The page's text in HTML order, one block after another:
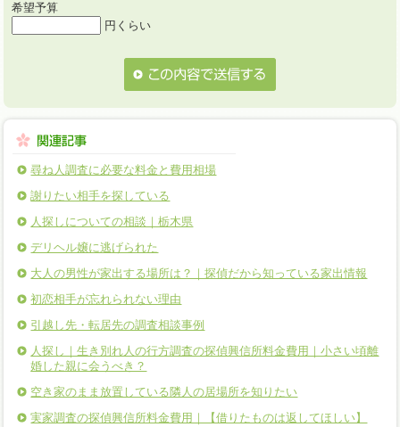
希望予算
円くらい
尋ね人調査に必要な料金と費用相場
謝りたい相手を探している
人探しについての相談｜栃木県
デリヘル嬢に逃げられた
大人の男性が家出する場所は？｜探偵だから知っている家出情報
初恋相手が忘れられない理由
引越し先・転居先の調査相談事例
人探し｜生き別れ人の行方調査の探偵興信所料金費用｜小さい頃離
婚した親に会うべき？
空き家のまま放置している隣人の居場所を知りたい
実家調査の探偵興信所料金費用｜【借りたものは返してほしい】